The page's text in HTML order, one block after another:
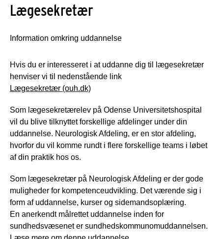
Lægesekretær
Information omkring uddannelse
Hvis du er interesseret i at uddanne dig til lægesekretær
henviser vi til nedenstående link
Lægesekretær (ouh.dk)
Som lægesekretærelev på Odense Universitetshospital
vil du blive tilknyttet forskellige afdelinger under din
uddannelse. Neurologisk Afdeling, er en stor afdeling,
hvorfor du vil komme rundt i flere forskellige teams i løbet
af din praktik hos os.
Som lægesekretær på Neurologisk Afdeling er der gode
muligheder for kompetenceudvikling. Det værende sig i
form af uddannelse, kurser og sidemandsoplæring.
En anerkendt målrettet uddannelse inden for
sundhedsvæsenet er sundhedskommunomuddannelsen.